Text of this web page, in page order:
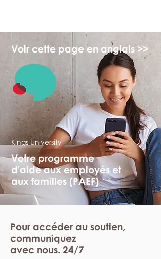
Voir cette page en anglais >>
Kings University
Votre programme
d'aide aux employés et
aux familles (PAEF)
Pour accéder au soutien,
communiquez
avec nous. 24/7